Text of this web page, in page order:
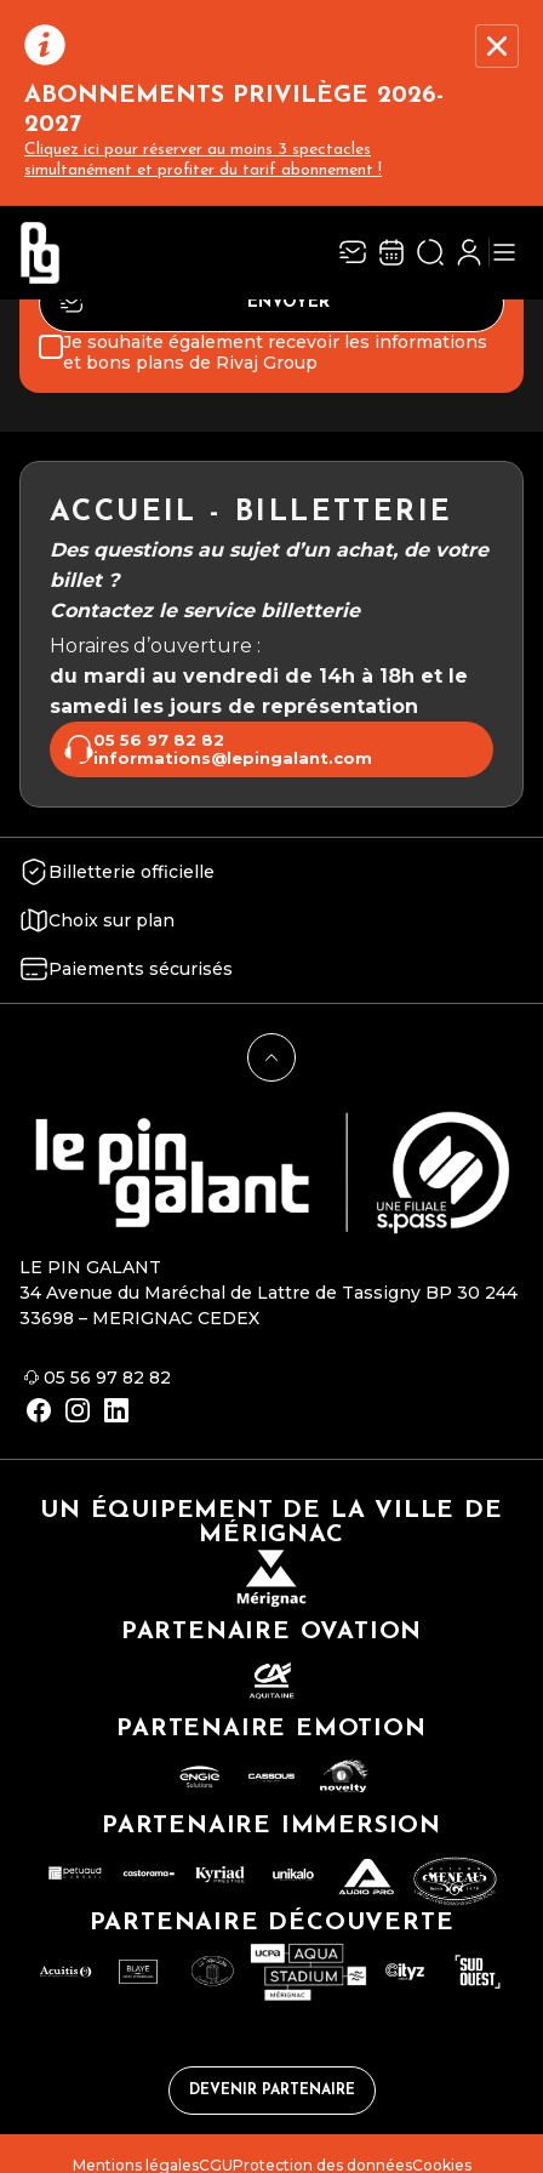
ABONNEMENTS PRIVILÈGE 2026-
2027
Cliquez ici pour réserver au moins 3 spectacles
simultanément et profiter du tarif abonnement !
NEWSLETTER
Recevez l’actualité des spectacles, concerts
et événements du PIN GALANT en vous
abonnant à notre newsletter :
Rivaj Group traite votre adresse électronique pour la gestion de votre
abonnement à la newsletter lepingalant.com. Vous pouvez retirer votre
politique de protection des données.
Je souhaite également recevoir les informations
et bons plans de Rivaj Group
ACCUEIL - BILLETTERIE
Des questions au sujet d’un achat, de votre
billet ?
Contactez le service billetterie
Horaires d’ouverture :
du mardi au vendredi de 14h à 18h et le
samedi les jours de représentation
05 56 97 82 82
informations@lepingalant.com
Billetterie officielle
Choix sur plan
Paiements sécurisés
LE PIN GALANT
34 Avenue du Maréchal de Lattre de Tassigny BP 30 244
33698 – MERIGNAC CEDEX
05 56 97 82 82
UN ÉQUIPEMENT DE LA VILLE DE
MÉRIGNAC
PARTENAIRE OVATION
PARTENAIRE EMOTION
PARTENAIRE IMMERSION
PARTENAIRE DÉCOUVERTE
DEVENIR PARTENAIRE
Mentions légalesCGUProtection des donnéesCookies